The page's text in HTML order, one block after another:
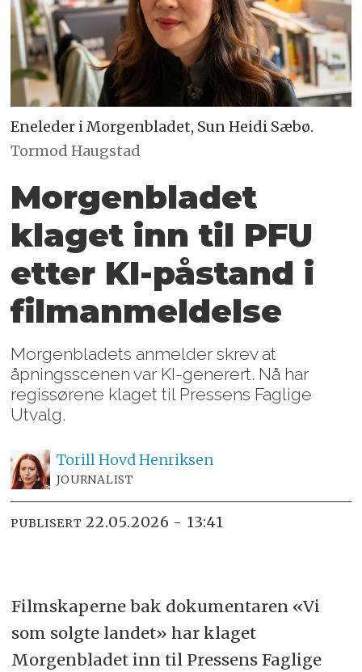
Eneleder i Morgenbladet, Sun Heidi Sæbø.
Tormod Haugstad
Morgenbladet
klaget inn til PFU
etter KI-påstand i
filmanmeldelse
Morgenbladets anmelder skrev at
åpningsscenen var KI-generert. Nå har
regissørene klaget til Pressens Faglige
Utvalg.
Torill HovdHenriksen
JOURNALIST
PUBLISERT 22.05.2026 - 13:41
Filmskaperne bak dokumentaren «Vi
som solgte landet» har klaget
Morgenbladet inn til Pressens Faglige